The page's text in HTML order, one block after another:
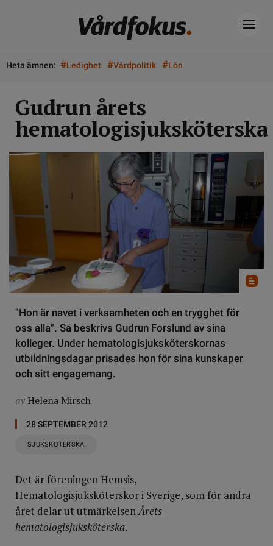
Heta ämnen: #Ledighet #Vårdpolitik #Lön
Gudrun årets
hematologisjuksköterska
"Hon är navet i verksamheten och en trygghet för
oss alla". Så beskrivs Gudrun Forslund av sina
kolleger. Under hematologisjuksköterskornas
utbildningsdagar prisades hon för sina kunskaper
och sitt engagemang.
av Helena Mirsch
28 SEPTEMBER 2012
SJUKSKÖTERSKA
Det är föreningen Hemsis,
Hematologisjuksköterskor i Sverige, som för andra
året delar ut utmärkelsenÅrets
hematologisjuksköterska.